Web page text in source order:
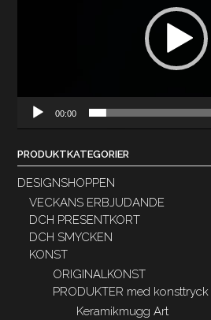
00:00
PRODUKTKATEGORIER
DESIGNSHOPPEN
VECKANS ERBJUDANDE
DCH PRESENTKORT
DCH SMYCKEN
KONST
ORIGINALKONST
PRODUKTER med konsttryck
Keramikmugg Art